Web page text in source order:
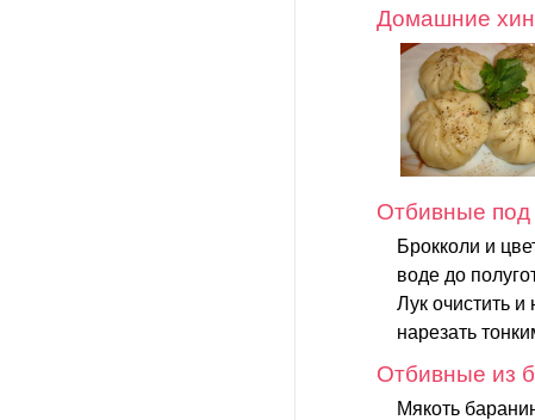
Домашние
Отбивные
Брокколи и
воде до
Лук очистить
нарезать
Отбивные из
Мякоть